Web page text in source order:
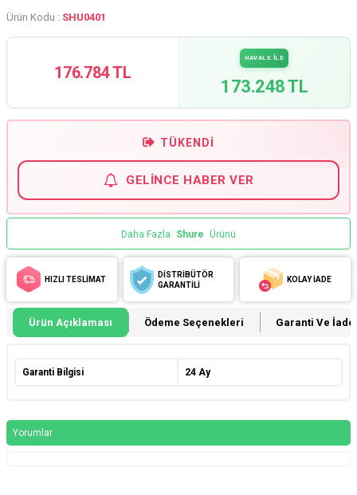
Ürün Kodu : SHU0401
176.784 TL
HAVALE İLE
173.248 TL
TÜKENDI
GELINCE HABER VER
Daha Fazla Shure Ürünü
HIZLI TESLİMAT
DİSTRİBÜTÖR
GARANTİLİ
KOLAY İADE
Ürün Açıklaması Ödeme Seçenekleri Garanti Ve İade
Garanti Bilgisi 24 Ay
Yorumlar